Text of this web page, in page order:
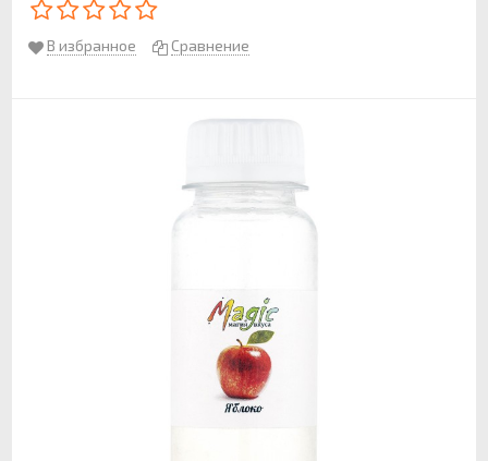
В избранное Сравнение